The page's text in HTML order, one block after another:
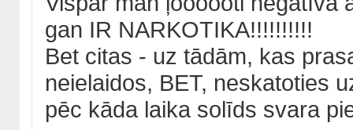
gan IR NARKOTIKA!!!!!!!!!!
Bet citas - uz tādām, kas
neielaidos, BET, neskatoties
pēc kāda laika solīds svara